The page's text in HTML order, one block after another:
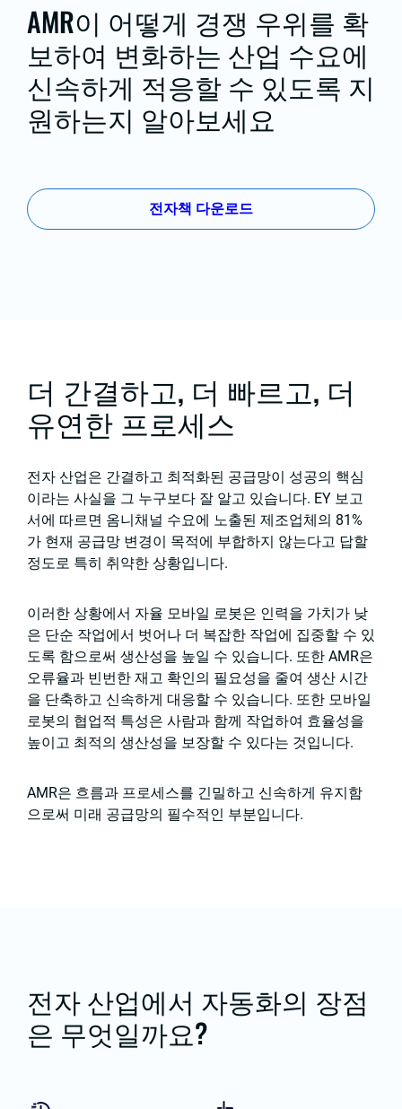
AMR이 어떻게 경쟁 우위를 확
보하여 변화하는 산업 수요에
신속하게 적응할 수 있도록 지
원하는지 알아보세요
전자책 다운로드
더 간결하고, 더 빠르고, 더
유연한 프로세스
전자 산업은 간결하고 최적화된 공급망이 성공의 핵심
이라는 사실을 그 누구보다 잘 알고 있습니다. EY 보고
서에 따르면 옴니채널 수요에 노출된 제조업체의 81%
가 현재 공급망 변경이 목적에 부합하지 않는다고 답할
정도로 특히 취약한 상황입니다.
이러한 상황에서 자율 모바일 로봇은 인력을 가치가 낮
은 단순 작업에서 벗어나 더 복잡한 작업에 집중할 수 있
도록 함으로써 생산성을 높일 수 있습니다. 또한 AMR은
오류율과 빈번한 재고 확인의 필요성을 줄여 생산 시간
을 단축하고 신속하게 대응할 수 있습니다. 또한 모바일
로봇의 협업적 특성은 사람과 함께 작업하여 효율성을
높이고 최적의 생산성을 보장할 수 있다는 것입니다.
AMR은 흐름과 프로세스를 긴밀하고 신속하게 유지함
으로써 미래 공급망의 필수적인 부분입니다.
전자 산업에서 자동화의 장점
은 무엇일까요?